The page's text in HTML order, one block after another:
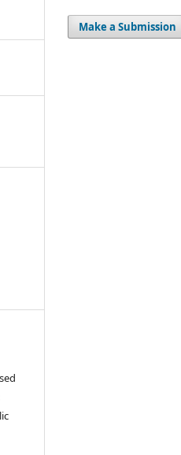
Make a Submission